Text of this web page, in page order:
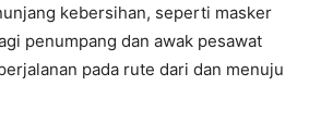
kebersihan, seperti masker
penumpang dan awak pesawat
pada rute dari dan menuju